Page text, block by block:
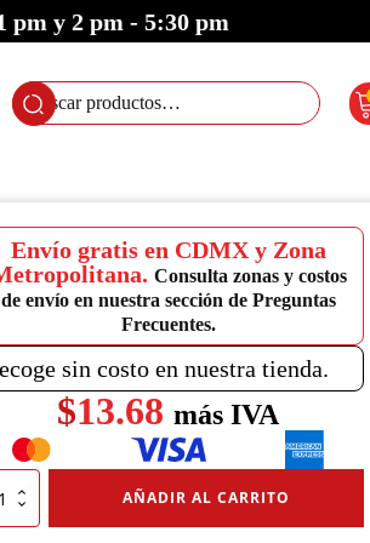
pm y 2 pm - 5:30 pm
Buscar
por:
Envío gratis en CDMX y Zona
Consulta zonas y costos
de envío en nuestra sección de Preguntas
Frecuentes.
sin costo en nuestra tienda.
$13.68 más IVA
AÑADIR AL CARRITO